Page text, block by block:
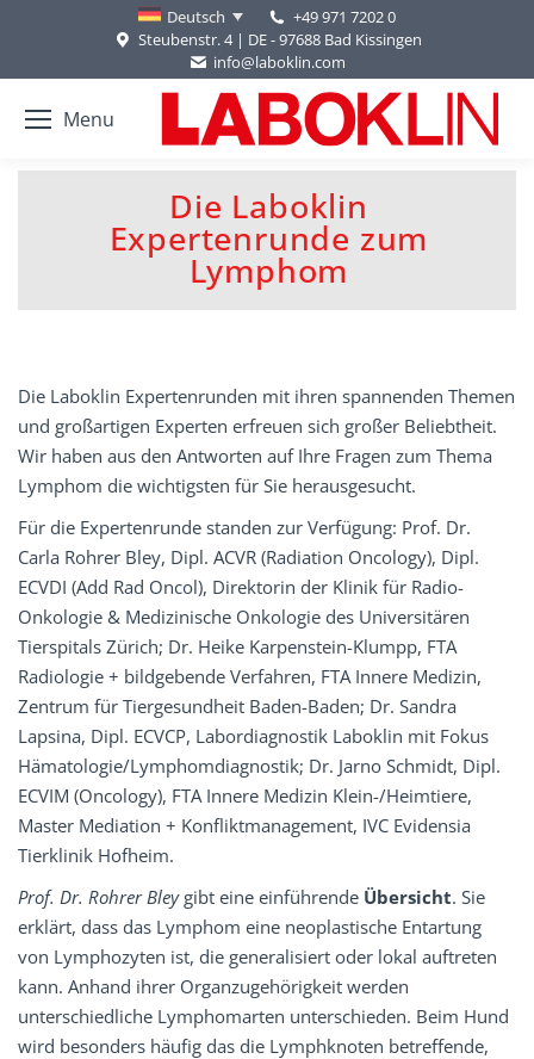
Deutsch
+49 971 7202 0
Steubenstr. 4 | DE - 97688 Bad Kissingen
info@laboklin.com
Menu
Die Laboklin
Expertenrunde zum
Lymphom
Sie befinden sich hier:
Die Laboklin Expertenrunden mit ihren spannenden Themen
und großartigen Experten erfreuen sich großer Beliebtheit.
Wir haben aus den Antworten auf Ihre Fragen zum Thema
Lymphom die wichtigsten für Sie herausgesucht.
Für die Expertenrunde standen zur Verfügung: Prof. Dr.
Carla Rohrer Bley, Dipl. ACVR (Radiation Oncology), Dipl.
ECVDI (Add Rad Oncol), Direktorin der Klinik für Radio-
Onkologie & Medizinische Onkologie des Universitären
Tierspitals Zürich; Dr. Heike Karpenstein-Klumpp, FTA
Radiologie + bildgebende Verfahren, FTA Innere Medizin,
Zentrum für Tiergesundheit Baden-Baden; Dr. Sandra
Lapsina, Dipl. ECVCP, Labordiagnostik Laboklin mit Fokus
Hämatologie/Lymphomdiagnostik; Dr. Jarno Schmidt, Dipl.
ECVIM (Oncology), FTA Innere Medizin Klein-/Heimtiere,
Master Mediation + Konfliktmanagement, IVC Evidensia
Tierklinik Hofheim.
Prof. Dr. Rohrer Bley gibt eine einführende Über­sicht. Sie
erklärt, dass das Lymphom eine neoplastische Entartung
von Lymphozyten ist, die generalisiert oder lokal auftreten
kann. Anhand ihrer Organzugehörigkeit werden
unterschiedliche Lymphomarten unterschieden. Beim Hund
wird besonders häufig das die Lymphknoten betreffende,